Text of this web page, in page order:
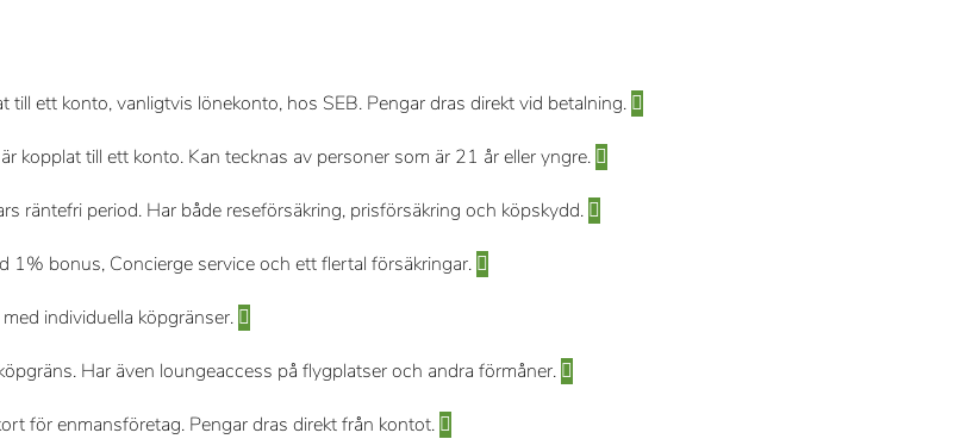
till ett konto, vanligtvis lönekonto, hos SEB. Pengar dras direkt vid betalning.
kopplat till ett konto. Kan tecknas av personer som är 21 år eller yngre.
räntefri period. Har både reseförsäkring, prisförsäkring och köpskydd.
1% bonus, Concierge service och ett flertal försäkringar.
individuella köpgränser.
Har även loungeaccess på flygplatser och andra förmåner.
för enmansföretag. Pengar dras direkt från kontot.